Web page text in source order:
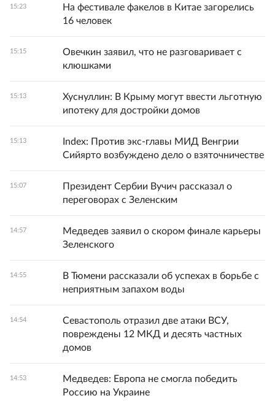
15:23
На фестивале факелов в Китае загорелись
16 человек
15:15
Овечкин заявил, что не разговаривает с
клюшками
15:13
Хуснуллин: В Крыму могут ввести льготную
ипотеку для достройки домов
15:13
Index: Против экс-главы МИД Венгрии
Сийярто возбуждено дело о взяточничестве
15:07
Президент Сербии Вучич рассказал о
переговорах с Зеленским
14:57
Медведев заявил о скором финале карьеры
Зеленского
14:55
В Тюмени рассказали об успехах в борьбе с
неприятным запахом воды
14:54
Севастополь отразил две атаки ВСУ,
повреждены 12 МКД и десять частных
домов
14:53
Медведев: Европа не смогла победить
Россию на Украине